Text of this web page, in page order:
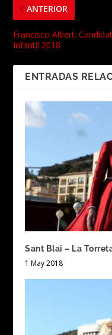
ANTERIOR
Francisco Albert.
Infantil 2018
ENTRADAS
Sant Blai – La
1 May 2018